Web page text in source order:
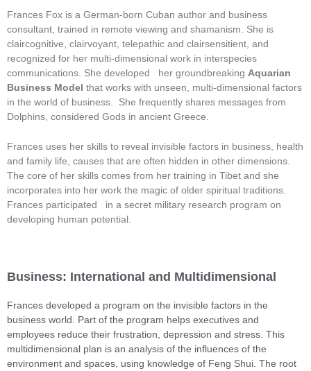
Frances Fox is a German-born Cuban author and business
consultant, trained in remote viewing and shamanism. She is
claircognitive, clairvoyant, telepathic and clairsensitient, and
recognized for her multi-dimensional work in interspecies
communications. She developed her groundbreaking Aquarian
Business Model that works with unseen, multi-dimensional factors
in the world of business. She frequently shares messages from
Dolphins, considered Gods in ancient Greece.
Frances uses her skills to reveal invisible factors in business, health
and family life, causes that are often hidden in other dimensions.
The core of her skills comes from her training in Tibet and she
incorporates into her work the magic of older spiritual traditions.
Frances participated in a secret military research program on
developing human potential.
Business: International and Multidimensional
Frances developed a program on the invisible factors in the
business world. Part of the program helps executives and
employees reduce their frustration, depression and stress. This
multidimensional plan is an analysis of the influences of the
environment and spaces, using knowledge of Feng Shui. The root